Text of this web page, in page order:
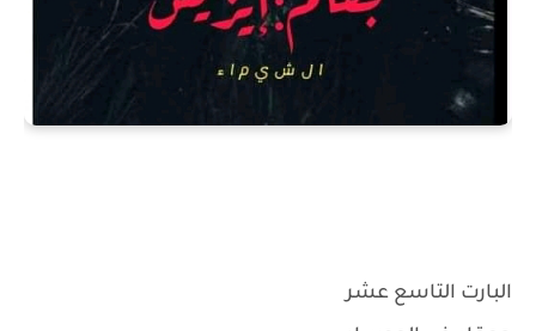
البارت التاسع عشر